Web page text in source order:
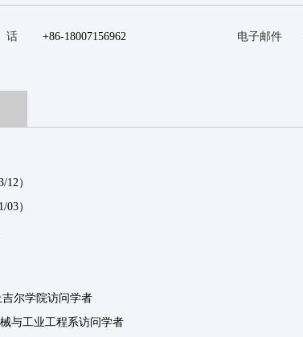
+86-18007156962 电子邮件
）
）
吉尔学院访问学者
与工业工程系访问学者